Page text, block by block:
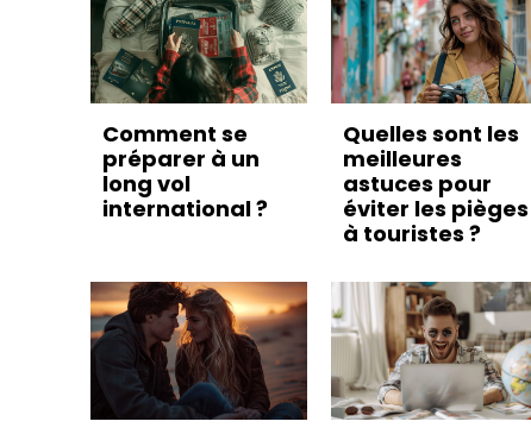
Comment se
préparer à un
long vol
international ?
Quelles sont les
meilleures
astuces pour
éviter les pièges
à touristes ?